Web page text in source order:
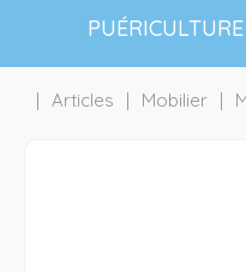
PUÉRICULTURE
Articles Mobilier